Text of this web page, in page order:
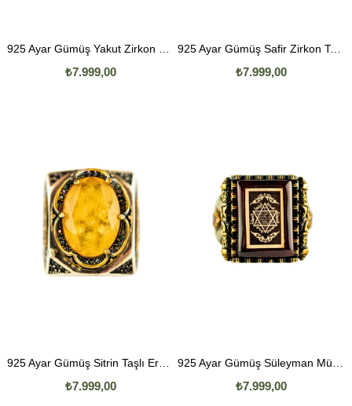
925 Ayar Gümüş Yakut Zirkon Taşlı Erkek Yüzük
₺7.999,00
925 Ayar Gümüş Safir Zirkon Taşlı Erkek Yüzük
₺7.999,00
925 Ayar Gümüş Sitrin Taşlı Erkek Yüzük
₺7.999,00
925 Ayar Gümüş Süleyman Mühürlü Kızıl Akik Taşlı Erkek Yüzük
₺7.999,00